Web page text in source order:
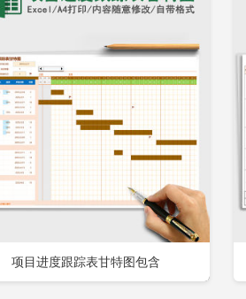
项目进度跟踪表甘特图包含